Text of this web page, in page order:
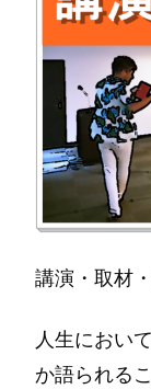
講演・取材
人生におい
か語られる